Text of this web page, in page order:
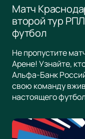
Матч
второй тур
футбол
Не пропустите
Арене! Узнайте,
Альфа-Банк
свою команду
настоящего